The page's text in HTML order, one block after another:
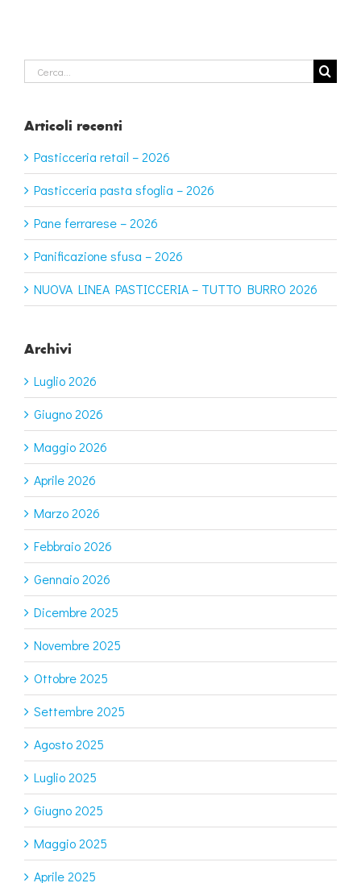
Cerca
per:
Articoli recenti
Pasticceria retail – 2026
Pasticceria pasta sfoglia – 2026
Pane ferrarese – 2026
Panificazione sfusa – 2026
NUOVA LINEA PASTICCERIA – TUTTO BURRO 2026
Archivi
Luglio 2026
Giugno 2026
Maggio 2026
Aprile 2026
Marzo 2026
Febbraio 2026
Gennaio 2026
Dicembre 2025
Novembre 2025
Ottobre 2025
Settembre 2025
Agosto 2025
Luglio 2025
Giugno 2025
Maggio 2025
Aprile 2025